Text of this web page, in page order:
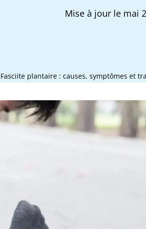
Mise à jour le mai
Fasciite plantaire : causes, symptômes et